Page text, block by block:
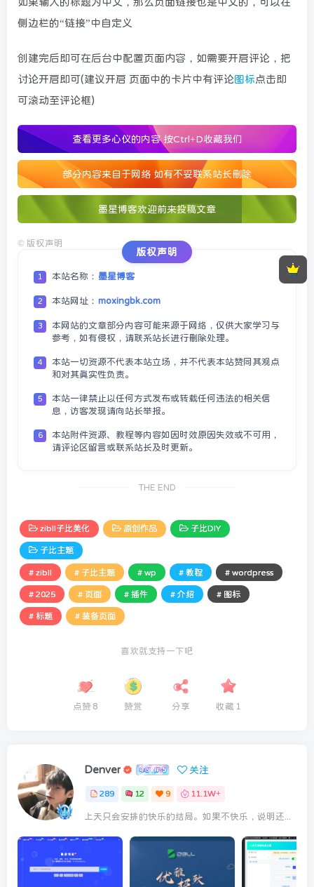
侧边栏的“链接”中自定义
创建完后即可在后台中配置页面内容，如需要开启评论，把
讨论开启即可(建议开启 页面中的卡片中有评论图标 点击即
可滚动至评论框)
查看更多心仪的内容按Ctrl+D收藏我们
部分内容来自于网络 如有不妥联系站长删除
墨星博客欢迎前来投稿文章
© 版权声明
版权声明
1 本站名称： 墨星博客
2 本站网址： moxingbk.com
3
本网站的文章部分内容可能来源于网络，仅供大家学习与
参考，如有侵权，请联系站长进行删除处理。
4
本站一切资源不代表本站立场，并不代表本站赞同其观点
和对其真实性负责。
5
本站一律禁止以任何方式发布或转载任何违法的相关信
息，访客发现请向站长举报。
6
本站附件资源、教程等内容如因时效原因失效或不可用，
请评论区留言或联系站长及时更新。
THE END
zibll子比美化 原创作品 子比DIY
子比主题
# zibll # 子比主题 # wp # 教程 # wordpress
# 2025 # 页面 # 插件 # 介绍 # 图标
# 标题 # 装备页面
喜欢就支持一下吧
点赞 8 赞赏 分享 收藏 1
Denver 关注
289 12 9 11.1W+